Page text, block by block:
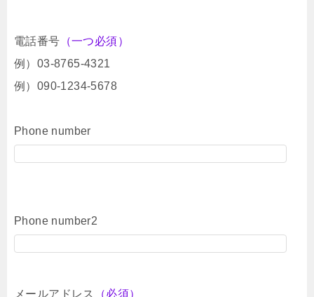
電話番号 （一つ必須）
例）03-8765-4321
例）090-1234-5678
Phone number
Phone number2
メールアドレス
（必須）